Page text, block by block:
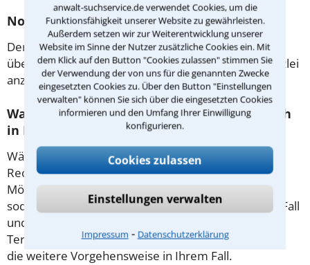
anwalt-suchservice.de verwendet Cookies, um die
Funktionsfähigkeit unserer Website zu gewährleisten.
Außerdem setzen wir zur Weiterentwicklung unserer
Website im Sinne der Nutzer zusätzliche Cookies ein. Mit
dem Klick auf den Button "Cookies zulassen" stimmen Sie
der Verwendung der von uns für die genannten Zwecke
eingesetzten Cookies zu. Über den Button "Einstellungen
verwalten" können Sie sich über die eingesetzten Cookies
informieren und den Umfang Ihrer Einwilligung
konfigurieren.
Cookies zulassen
Einstellungen verwalten
Impressum ⁃ Datenschutzerklärung
Noch besser: Lassen Sie sich zurückrufen
Der einfachste Weg zum Anwalt in München ist es,
über unser Kontaktformular einen Rückruf der Kanzlei
anzufordern - probieren Sie es gleich aus.
Was passiert beim anwaltlichen Erstgespräch
in München?
Während des ersten Gesprächs mit Ihrem
Rechtsanwalt für Mord in München haben Sie die
Möglichkeit, in Ruhe den Sachverhalt zu schildern,
sodass Sie eine qualifizierte Einschätzung zu Ihrem Fall
und Ihren Erfolgsaussichten erhalten. In diesem
Termin besprechen Sie dann mit Ihrem Anwalt auch
die weitere Vorgehensweise in Ihrem Fall.